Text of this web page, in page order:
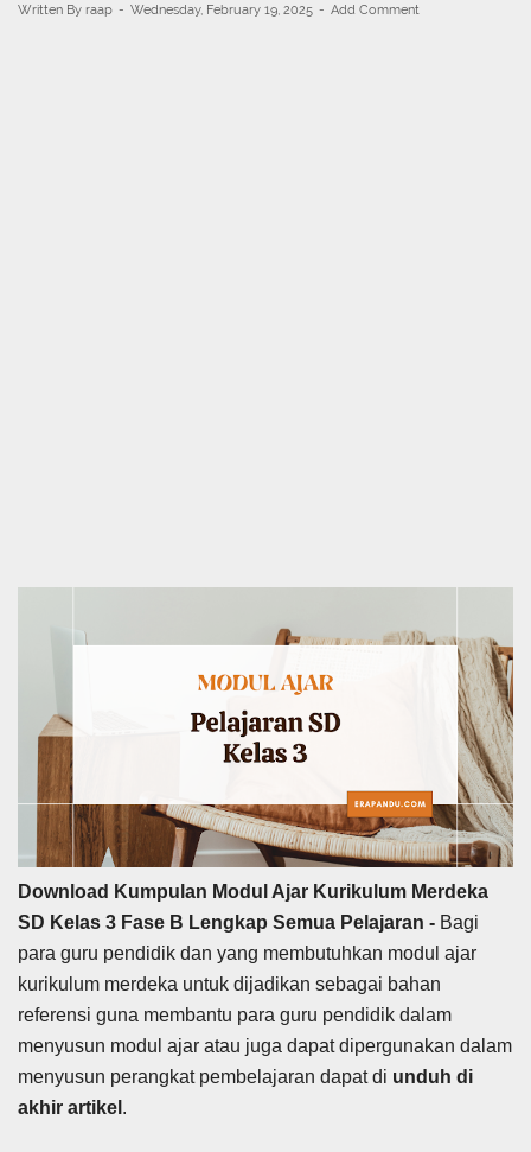
Written By raap Wednesday, February 19, 2025 Add Comment
Download Kumpulan Modul Ajar Kurikulum Merdeka
SD Kelas 3 Fase B Lengkap Semua Pelajaran - Bagi
para guru pendidik dan yang membutuhkan modul ajar
kurikulum merdeka untuk dijadikan sebagai bahan
referensi guna membantu para guru pendidik dalam
menyusun modul ajar atau juga dapat dipergunakan dalam
menyusun perangkat pembelajaran dapat di unduh di
akhir artikel .